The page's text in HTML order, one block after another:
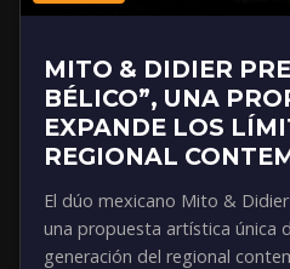
MITO & DIDIER
BÉLICO”, UNA
EXPANDE LOS
REGIONAL
El dúo mexicano Mito &
una propuesta artística única
generación del regional